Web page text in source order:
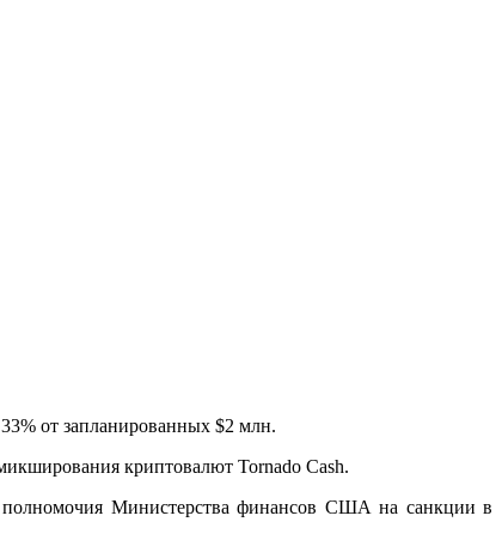
от запланированных $2 млн.
криптовалют Tornado Cash.
полномочия Министерства финансов США на санкции в